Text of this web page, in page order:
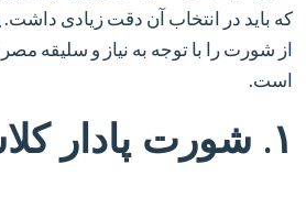
که باید در انتخاب آن دقت زیادی داشت.
از شورت را با توجه به نیاز و سلیقه
است.
۱. شورت پادار کلاسیک